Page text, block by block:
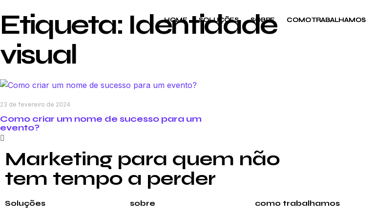
HOME SOLUÇÕES SOBRE COMO TRABALHAMOS
HOME SOLUÇÕES SOBRE COMO TRABALHAMOS
Etiqueta: Identidade
visual
23 de fevereiro de 2024
Como criar um nome de sucesso para um
evento?
Marketing para quem não
tem tempo a perder
Soluções sobre como trabalhamos